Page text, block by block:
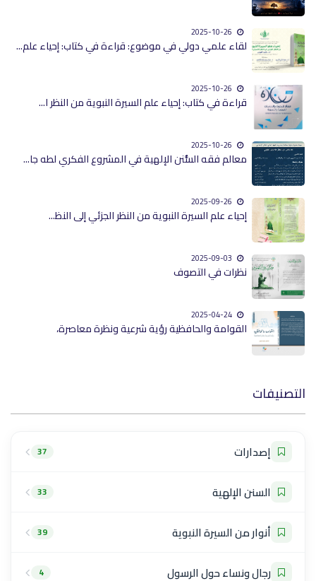
لقاء علمي دولي في موضوع: قراءة في كتاب: إحياء علم...
قراءة في كتاب: إحياء علم السيرة النبوية من النظر ا...
معالم فقه السُّنن الإلهية في المشروع الفكري لطه جا...
إحياء علم السيرة النبوية من النظر الجزئي إلى النظ...
نظرات في التصوف
القوامة والحافظية رؤية شرعية ونظرة معاصرة،
التصنيفات
إصدارات 37
السنن الإلهية 33
أنوار من السيرة النبوية 39
رجال ونساء حول الرسول 4